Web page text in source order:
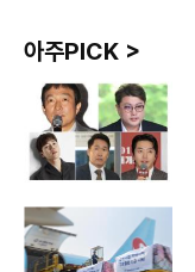
아주PICK >